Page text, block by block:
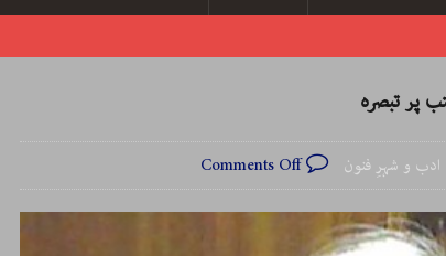
پر تبصرہ
ادب و شہرِ فنون Comments Off